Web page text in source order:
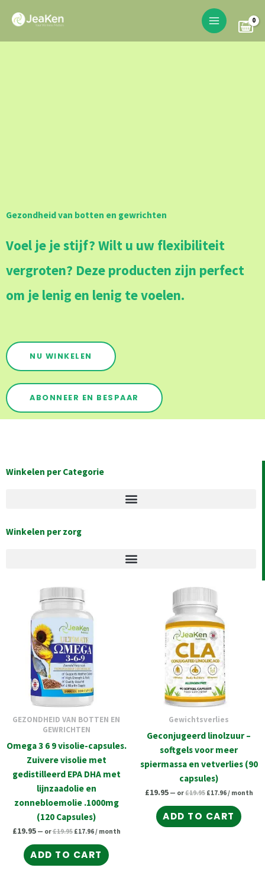
content
Gezondheid van botten en gewrichten
Voel je je stijf? Wilt u uw flexibiliteit
vergroten? Deze producten zijn perfect
om je lenig en lenig te voelen.
NU WINKELEN
ABONNEER EN BESPAAR
Winkelen per Categorie
Winkelen per zorg
GEZONDHEID VAN BOTTEN EN
GEWRICHTEN
Omega 3 6 9 visolie-capsules.
Zuivere visolie met
gedistilleerd EPA DHA met
lijnzaadolie en
zonnebloemolie .1000mg
(120 Capsules)
£19.95 — or£19.95
Original
price
was:
£19.95.
£17.96 / month
ADD TO CART
Gewichtsverlies
Geconjugeerd linolzuur –
softgels voor meer
spiermassa en vetverlies (90
capsules)
£19.95 — or£19.95
Original
was:
£19.95.
£17.96 / month
ADD TO CART